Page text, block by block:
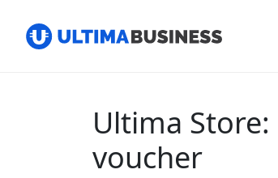
Ultima
voucher